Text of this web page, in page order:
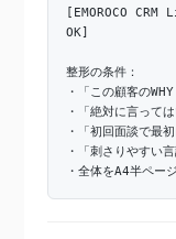
[EMOROCO CRM
OK]
整形の条件：
・「この顧客の
・「絶対に言って
・「初回面談で最
・「刺さりやすい
・全体をA4半ペー